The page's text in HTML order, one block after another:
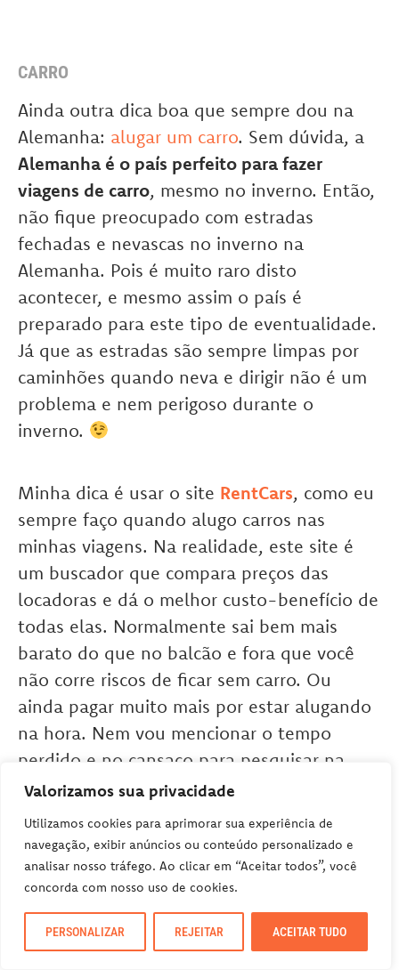
Valorizamos sua privacidade
Utilizamos cookies para aprimorar sua experiência de
navegação, exibir anúncios ou conteúdo personalizado e
analisar nosso tráfego. Ao clicar em “Aceitar todos”, você
concorda com nosso uso de cookies.
PERSONALIZAR REJEITAR ACEITAR TUDO
CARRO
Ainda outra dica boa que sempre dou na
Alemanha: alugar um carro. Sem dúvida, a
Alemanha é o país perfeito para fazer
viagens de carro, mesmo no inverno. Então,
não fique preocupado com estradas
fechadas e nevascas no inverno na
Alemanha. Pois é muito raro disto
acontecer, e mesmo assim o país é
preparado para este tipo de eventualidade.
Já que as estradas são sempre limpas por
caminhões quando neva e dirigir não é um
problema e nem perigoso durante o
inverno.
Minha dica é usar o site RentCars, como eu
sempre faço quando alugo carros nas
minhas viagens. Na realidade, este site é
um buscador que compara preços das
locadoras e dá o melhor custo-benefício de
todas elas. Normalmente sai bem mais
barato do que no balcão e fora que você
não corre riscos de ficar sem carro. Ou
ainda pagar muito mais por estar alugando
na hora. Nem vou mencionar o tempo
perdido e no cansaço para pesquisar na
chegada no aeroporto…
Inclusive,nós temos um post com tudo o
que você precisa saber sobre o assunto
dicas e comparadores de preços para
economizar ao alugar um carro na sua